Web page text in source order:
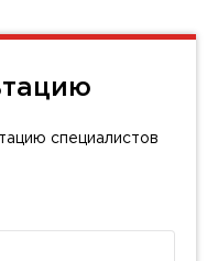
специалистов